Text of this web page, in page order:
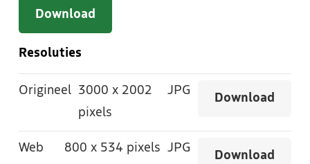
Download
Resoluties
Origineel 3000 x 2002
pixels
JPG
Download
Web 800 x 534 pixels JPG
Download